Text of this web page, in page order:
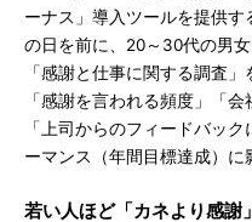
ーナス」導入ツールを提供
の日を前に、20～30代の男
「感謝と仕事に関する調査
「感謝を言われる頻度」「
「上司からのフィードバッ
ーマンス（年間目標達成）に
若い人ほど「カネより感謝